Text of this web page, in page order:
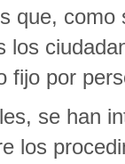
que,
los
fijo por
se han
los